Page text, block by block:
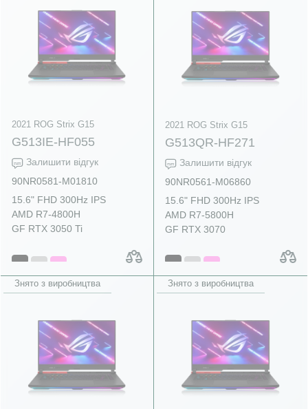
2021 ROG Strix G15
G513IE-HF055
Залишити відгук
90NR0581-M01810
15.6" FHD 300Hz IPS
AMD R7-4800H
GF RTX 3050 Ti
2021 ROG Strix G15
G513QR-HF271
Залишити відгук
90NR0561-M06860
15.6" FHD 300Hz IPS
AMD R7-5800H
GF RTX 3070
Знято з виробництва Знято з виробництва